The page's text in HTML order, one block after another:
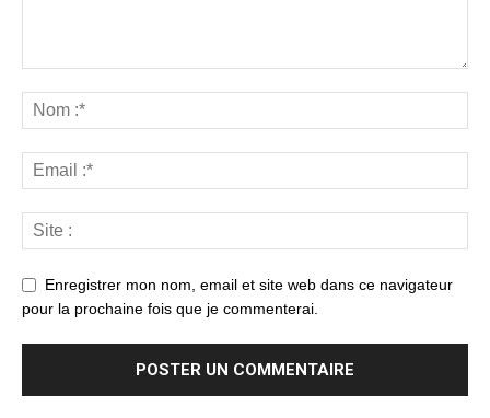
Enregistrer mon nom, email et site web dans ce navigateur
pour la prochaine fois que je commenterai.